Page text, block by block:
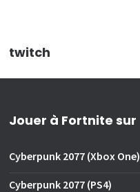
twitch
Jouer à Fortnite sur
Cyberpunk 2077 (Xbox One)
Cyberpunk 2077 (PS4)